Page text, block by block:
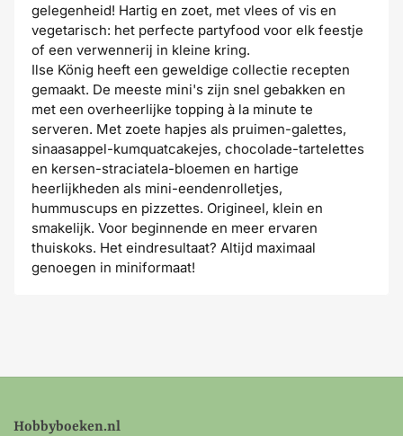
gelegenheid! Hartig en zoet, met vlees of vis en
vegetarisch: het perfecte partyfood voor elk feestje
of een verwennerij in kleine kring.
Ilse König heeft een geweldige collectie recepten
gemaakt. De meeste mini's zijn snel gebakken en
met een overheerlijke topping à la minute te
serveren. Met zoete hapjes als pruimen-galettes,
sinaasappel-kumquatcakejes, chocolade-tartelettes
en kersen-straciatela-bloemen en hartige
heerlijkheden als mini-eendenrolletjes,
hummuscups en pizzettes. Origineel, klein en
smakelijk. Voor beginnende en meer ervaren
thuiskoks. Het eindresultaat? Altijd maximaal
genoegen in miniformaat!
Hobbyboeken.nl